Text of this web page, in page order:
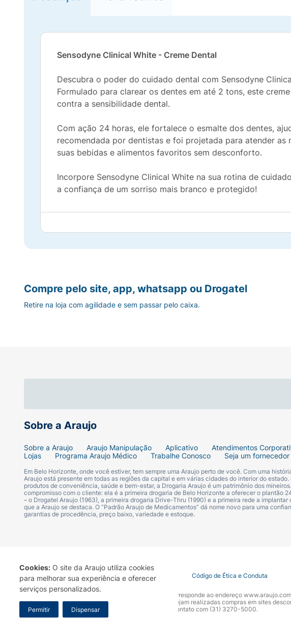
Cookies: O site da Araujo utiliza cookies
para melhorar sua experiência e oferecer
serviços personalizados.
Permitir Dispensar
Sensodyne Clinical White - Creme Dental
Descubra o poder do cuidado dental com Sensodyne
Formulado para clarear os dentes em até 2 tons, este
contra a sensibilidade dental.
Com ação 24 horas, ele fortalece o esmalte dos dentes,
recomendada por dentistas e foi projetada para atender
suas bebidas e alimentos favoritos sem desconforto.
Incorpore Sensodyne Clinical White na sua rotina de
a confiança de um sorriso mais branco e protegido!
Sobre a Araujo
Sobre a Araujo Araujo Manipulação Aplicativo Atendimentos
Lojas
Programa Araujo Médico Trabalhe Conosco Seja um fornecedor
Em Belo Horizonte, onde você estiver, tem sempre uma Araujo perto de você. Com uma
Araujo está presente em todas as regiões da capital e em várias cidades do interior do
produtos de conveniência, saúde e bem-estar, a Drogaria Araujo é um patrimônio dos
compromisso com o cliente: ela é a primeira drogaria de Belo Horizonte a oferecer o plantão
– o Drogatel Araujo (1963), a primeira drogaria Drive-Thru (1990) e a primeira rede a
que a Araujo se destaca. O “Padrão Araujo de Medicamentos” dá nome novo para uma
garantias de procedência, preço baixo, variedade e estoque.
Compre pelo site, app, whatsapp ou Drogatel
Retire na loja com agilidade e sem passar pelo caixa.
Termo de Uso Portal da Privacidade Covid-19 Código de Ética e Conduta
A Drogaria Araujo S/A informa que o seu site oficial corresponde ao endereço
marca. Para sua segurança recomendamos que não sejam realizadas compras em sites
Araujo S.A. Em caso de dúvidas, gentileza entrar em contato com (31) 3270-5000.